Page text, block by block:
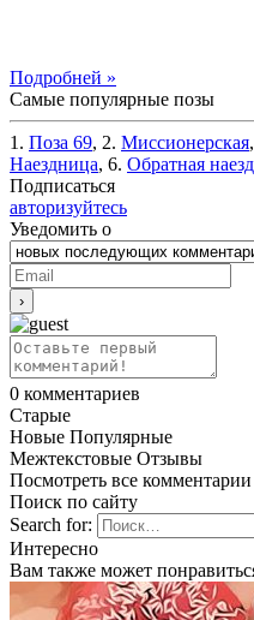
Подробней »
Самые популярные позы
1. Поза 69, 2. Миссионерская
Наездница, 6. Обратная
Подписаться
авторизуйтесь
Уведомить о
0 комментариев
Старые
Новые Популярные
Межтекстовые Отзывы
Посмотреть все комментарии
Поиск по сайту
Search for:
Интересно
Вам также может